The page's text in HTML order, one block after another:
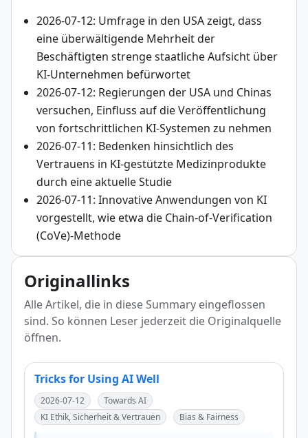
2026-07-12: Umfrage in den USA zeigt, dass
eine überwältigende Mehrheit der
Beschäftigten strenge staatliche Aufsicht über
KI-Unternehmen befürwortet
2026-07-12: Regierungen der USA und Chinas
versuchen, Einfluss auf die Veröffentlichung
von fortschrittlichen KI-Systemen zu nehmen
2026-07-11: Bedenken hinsichtlich des
Vertrauens in KI-gestützte Medizinprodukte
durch eine aktuelle Studie
2026-07-11: Innovative Anwendungen von KI
vorgestellt, wie etwa die Chain-of-Verification
(CoVe)-Methode
Originallinks
Alle Artikel, die in diese Summary eingeflossen
sind. So können Leser jederzeit die Originalquelle
öffnen.
Tricks for Using AI Well
2026-07-12
Towards AI
KI Ethik, Sicherheit & Vertrauen
Bias & Fairness